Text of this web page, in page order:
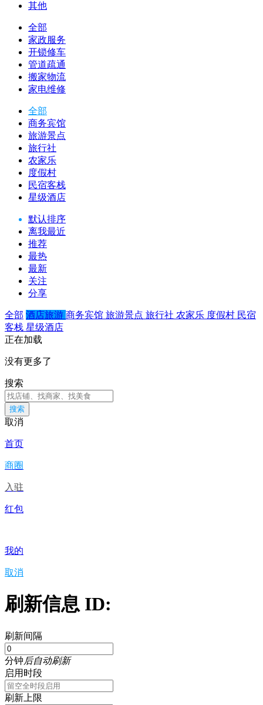
其他
全部
家政服务
开锁修车
管道疏通
搬家物流
家电维修
全部
商务宾馆
旅游景点
旅行社
农家乐
度假村
民宿客栈
星级酒店
默认排序
离我最近
推荐
最热
最新
关注
分享
全部 酒店旅游 商务宾馆 旅游景点 旅行社 农家乐 度假村 民宿
客栈 星级酒店
正在加载
没有更多了
搜索
搜索
取消
首页
商圈
入驻
红包
我的
取消
刷新信息 ID:
刷新间隔
分钟后自动刷新
启用时段
刷新上限